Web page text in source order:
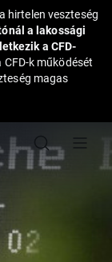
hirtelen veszteség
a lakossági
a CFD-
k működését
magas